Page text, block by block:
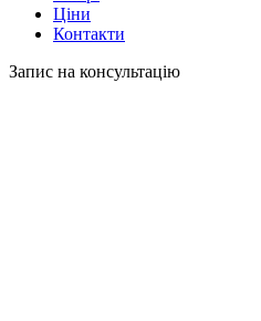
Ціни
Контакти
Запис на консультацію